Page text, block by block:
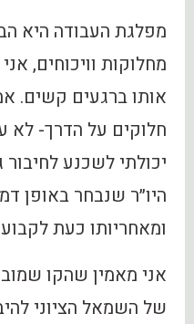
‏מפלגת העבודה היא
מחלוקות וויכוחים,
אותו ברגעים קשים.
חלוקים על הדרך- לא
יכולתי לשכנע
היו״ר שנבחר באופן
ומאחריותו כעת
‏אני מאמין שהקו
של השמאל הציוני